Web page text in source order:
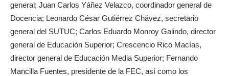
general; Juan Carlos Yáñez Velazco, coordinador general de
Docencia; Leonardo César Gutiérrez Chávez, secretario
general del SUTUC; Carlos Eduardo Monroy Galindo, director
general de Educación Superior; Crescencio Rico Macías,
director general de Educación Media Superior; Fernando
Mancilla Fuentes, presidente de la FEC, así como los